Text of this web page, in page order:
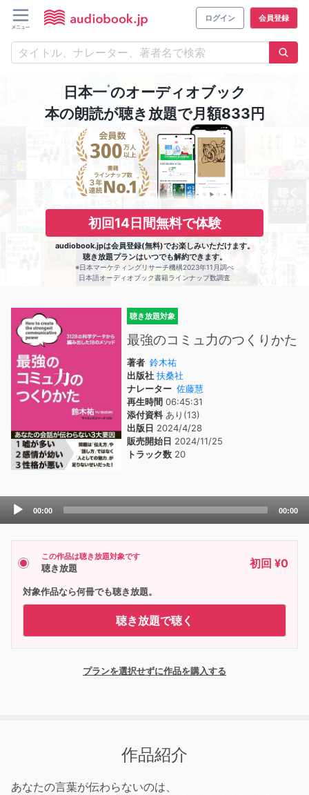
ログイン 会員登録
日本一※のオーディオブック
本の朗読が聴き放題で月額833円
初回14日間無料で体験
audiobook.jpは会員登録(無料)でお楽しみいただけます。
聴き放題プランはいつでも解約できます。
※日本マーケティングリサーチ機構2023年11月調べ
日本語オーディオブック書籍ラインナップ数調査
聴き放題対象
最強のコミュ力のつくりかた
著者 鈴木祐
出版社 扶桑社
ナレーター 佐藤慧
再生時間 06:45:31
添付資料あり(13)
出版日 2024/4/28
販売開始日 2024/11/25
トラック数 20
Audio
00:00 00:00
この作品は聴き放題対象です
聴き放題 初回 ¥0
対象作品なら何冊でも聴き放題。
聴き放題で聴く
プランを選択せずに作品を購入する
作品紹介
あなたの言葉が伝わらないのは、